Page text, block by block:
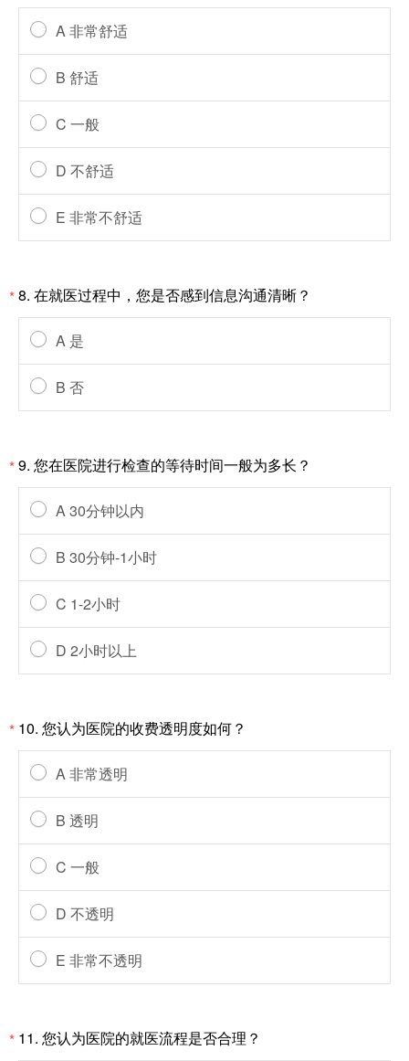
A 非常舒适
B 舒适
C 一般
D 不舒适
E 非常不舒适
*8. 在就医过程中，您是否感到信息沟通清晰？
A 是
B 否
*9. 您在医院进行检查的等待时间一般为多长？
A 30分钟以内
B 30分钟-1小时
C 1-2小时
D 2小时以上
* 10. 您认为医院的收费透明度如何？
A 非常透明
B 透明
C 一般
D 不透明
E 非常不透明
* 11. 您认为医院的就医流程是否合理？